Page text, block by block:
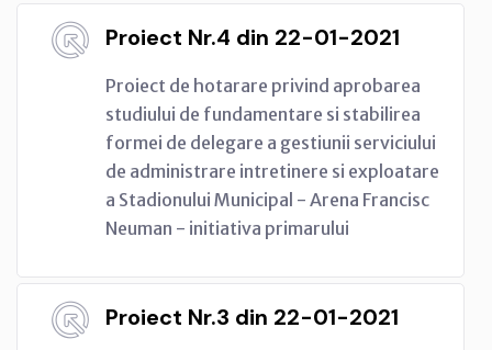
Proiect Nr.4 din 22-01-2021
Proiect de hotarare privind aprobarea
studiului de fundamentare si stabilirea
formei de delegare a gestiunii serviciului
de administrare intretinere si exploatare
a Stadionului Municipal - Arena Francisc
Neuman - initiativa primarului
Proiect Nr.3 din 22-01-2021